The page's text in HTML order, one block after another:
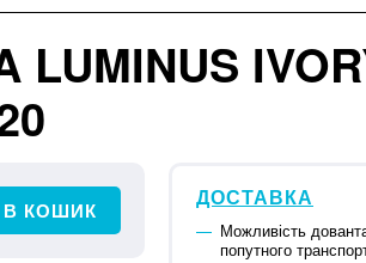
LUMINUS
В КОШИК
ДОСТАВКА
Можливість
попутного